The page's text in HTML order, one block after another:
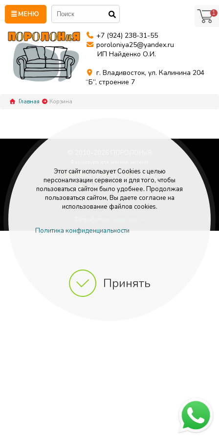
Принять
Этот сайт использует Cookies с целью
персонализации сервисов и для того, чтобы
пользоваться сайтом было удобнее. Продолжая
пользоваться сайтом, Вы даете согласие на
использование файлов cookies.
Политика конфиденциальности
МЕНЮ
+7 (924) 238-31-55
poroloniya25@yandex.ru
ИП Найденко О.И.
г. Владивосток, ул. Калинина 204
“Б”, строение 7
1
Главная Корзина
Политика конфиденциальности
+7 (924) 238-31-55
Poroloniya25@yandex.ru